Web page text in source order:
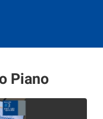
Piano